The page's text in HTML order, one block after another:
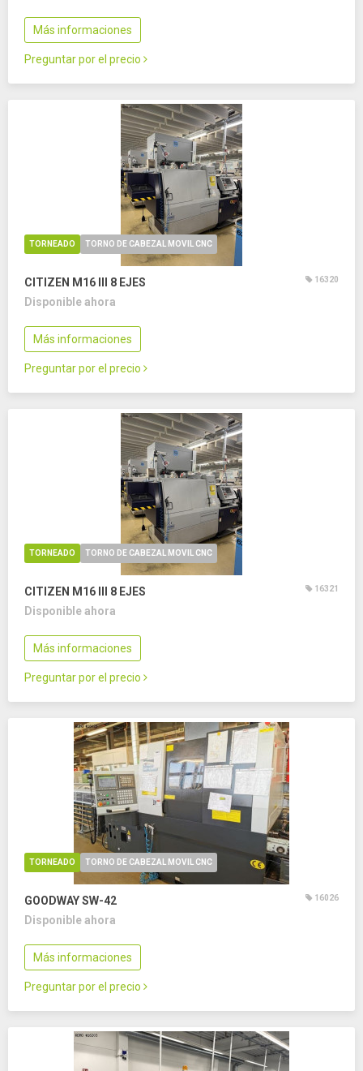
Más informaciones
Preguntar por el precio
TORNEADO TORNO DE CABEZAL MOVIL CNC
CITIZEN M16 III 8 EJES 16320
Disponible ahora
Más informaciones
Preguntar por el precio
TORNEADO TORNO DE CABEZAL MOVIL CNC
CITIZEN M16 III 8 EJES 16321
Disponible ahora
Más informaciones
Preguntar por el precio
TORNEADO TORNO DE CABEZAL MOVIL CNC
GOODWAY SW-42 16026
Disponible ahora
Más informaciones
Preguntar por el precio